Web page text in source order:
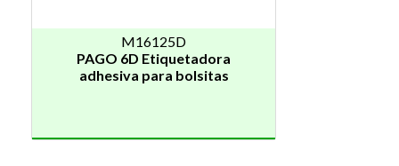
M16125D
PAGO 6D Etiquetadora
adhesiva para bolsitas